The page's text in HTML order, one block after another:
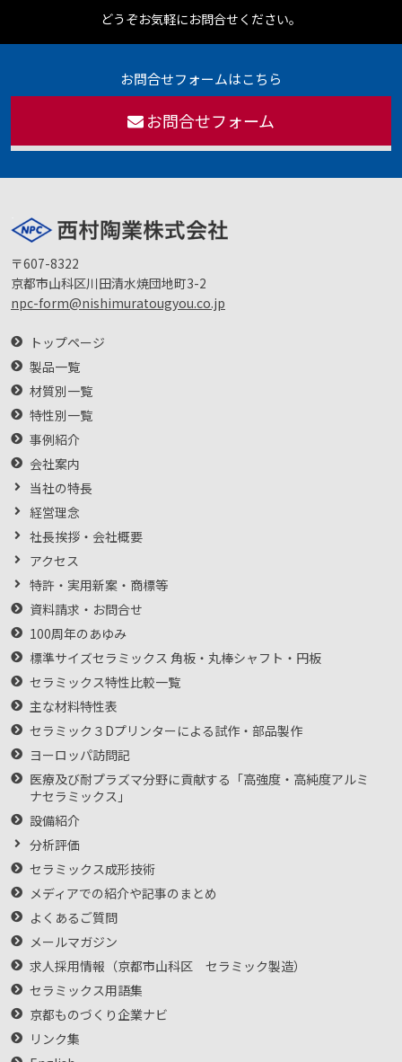
どうぞお気軽にお問合せください。
お問合せフォームはこちら
お問合せフォーム
〒607-8322
京都市山科区川田清水焼団地町3-2
npc-form@nishimuratougyou.co.jp
トップページ
製品一覧
材質別一覧
特性別一覧
事例紹介
会社案内
当社の特長
経営理念
社長挨拶・会社概要
アクセス
特許・実用新案・商標等
資料請求・お問合せ
100周年のあゆみ
標準サイズセラミックス 角板・丸棒シャフト・円板
セラミックス特性比較一覧
主な材料特性表
セラミック３Dプリンターによる試作・部品製作
ヨーロッパ訪問記
医療及び耐プラズマ分野に貢献する「高強度・高純度アルミ
ナセラミックス」
設備紹介
分析評価
セラミックス成形技術
メディアでの紹介や記事のまとめ
よくあるご質問
メールマガジン
求人採用情報（京都市山科区 セラミック製造）
セラミックス用語集
京都ものづくり企業ナビ
リンク集